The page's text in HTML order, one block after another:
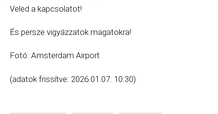
Veled a kapcsolatot!
És persze vigyázzatok magatokra!
Fotó: Amsterdam Airport
(adatok frissítve: 2026.01.07. 10:30)